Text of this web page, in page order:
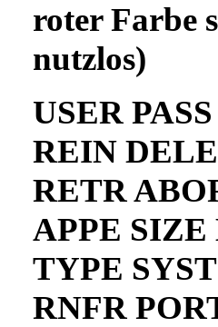
roter Farbe
nutzlos)
USER
REIN
RETR
APPE
TYPE
RNFR